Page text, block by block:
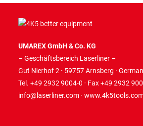
UMAREX GmbH & Co. KG
– Geschäftsbereich Laserliner –
Gut Nierhof 2 · 59757 Arnsberg ·
Tel. +49 2932 9004-0 · Fax +49 2932
info@laserliner.com ·